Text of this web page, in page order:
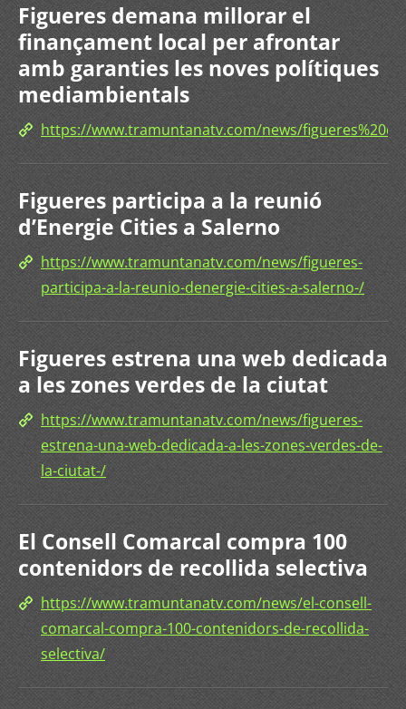
Figueres demana millorar el
finançament local per afrontar
amb garanties les noves polítiques
mediambientals
https://www.tramuntanatv.com/news/
Figueres participa a la reunió
d’Energie Cities a Salerno
https://www.tramuntanatv.com/news/figueres-
participa-a-la-reunio-denergie-cities-a-salerno-/
Figueres estrena una web dedicada
a les zones verdes de la ciutat
https://www.tramuntanatv.com/news/figueres-
estrena-una-web-dedicada-a-les-zones-verdes-de-
la-ciutat-/
El Consell Comarcal compra 100
contenidors de recollida selectiva
https://www.tramuntanatv.com/news/el-consell-
comarcal-compra-100-contenidors-de-recollida-
selectiva/